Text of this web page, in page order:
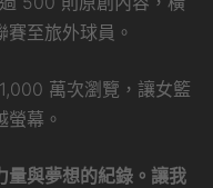
至旅外球員。
萬次瀏覽，讓女籃
螢幕。
量與夢想的紀錄。讓我